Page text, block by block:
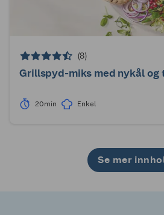
(8)
Grillspyd-miks med nykål og
20min Enkel
Se mer